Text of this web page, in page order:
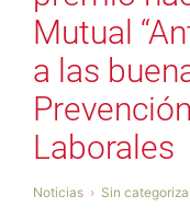
Mutual
a las
Laborales
Noticias Sin